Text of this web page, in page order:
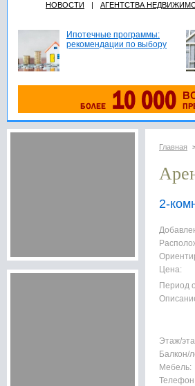
НОВОСТИ | АГЕНТСТВА
Ипотечные программы:
рекомендации по выбору
Главная
2-
Цена:
Период
Этаж/
Балкон/
Мебель: